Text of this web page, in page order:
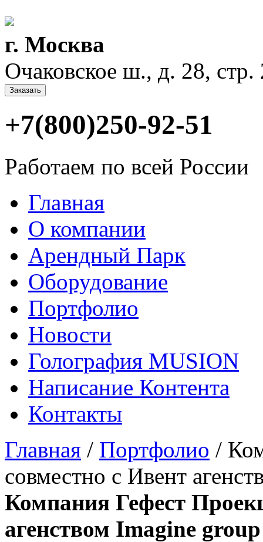
г. Москва
Очаковское ш., д. 28, стр.
Заказать
+7(800)250-92-51
Работаем по всей России
Главная
О компании
Арендный Парк
Оборудование
Портфолио
Новости
Голография MUSION
Написание Контента
Контакты
Главная / Портфолио /
совместно с Ивент
Компания Гефест
агенством Imagine group